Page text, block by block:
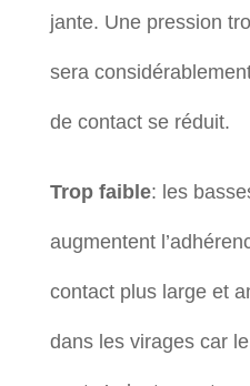
jante. Une pression
sera
de contact se réduit.
Trop faible: les
augmentent
contact plus large et
dans les virages car